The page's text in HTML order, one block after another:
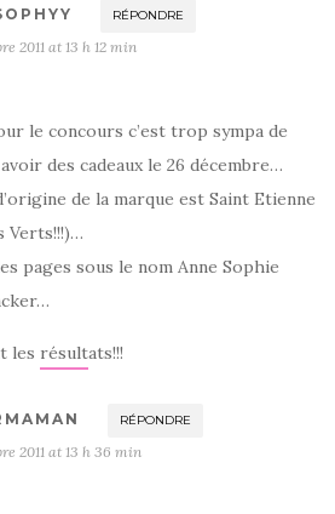
RÉPONDRE
2011 at 13 h 12 min
le concours c’est trop sympa de
des cadeaux le 26 décembre…
de la marque est Saint Etienne
Verts!!!)…
pages sous le nom Anne Sophie
les résultats!!!
RÉPONDRE
2011 at 13 h 36 min